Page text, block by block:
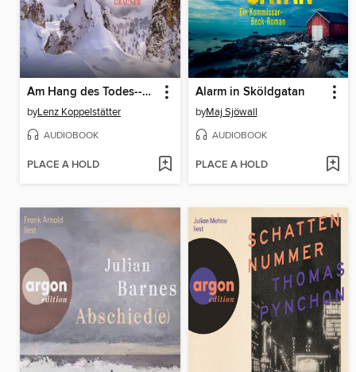
Am Hang des Todes--Ein Fall für Commissario Grauner--Commissario Grauner ermittelt, Band 11 (Ungekürzte Lesung)
byLenz Koppelstätter
AUDIOBOOK
PLACE A HOLD
Alarm in Sköldgatan
byMaj Sjöwall
AUDIOBOOK
PLACE A HOLD